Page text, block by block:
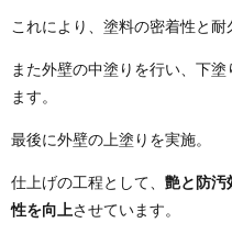
これにより、塗料の密着性と耐
また外壁の中塗りを行い、下
ます。
最後に外壁の上塗りを実施。
仕上げの工程として、 艶と防汚
性を向上させています。